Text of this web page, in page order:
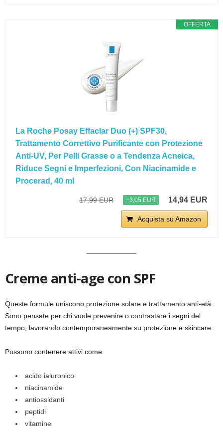
OFFERTA
La Roche Posay Effaclar Duo (+) SPF30,
Trattamento Correttivo Purificante con Protezione
Anti-UV, Per Pelli Grasse o a Tendenza Acneica,
Riduce Segni e Imperfezioni, Con Niacinamide e
Procerad, 40 ml
17,99 EUR −3,05 EUR 14,94 EUR
Acquista su Amazon
Creme anti-age con SPF
Queste formule uniscono protezione solare e trattamento anti-età.
Sono pensate per chi vuole prevenire o contrastare i segni del
tempo, lavorando contemporaneamente su protezione e skincare.
Possono contenere attivi come:
acido ialuronico
niacinamide
antiossidanti
peptidi
vitamine